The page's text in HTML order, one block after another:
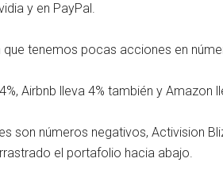
y en PayPal.
que tenemos pocas acciones en
Airbnb lleva 4% también y Amazon
son números negativos, Activision
el portafolio hacia abajo.